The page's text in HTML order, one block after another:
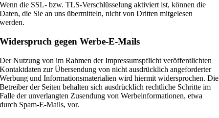
Wenn die SSL- bzw. TLS-Verschlüsselung aktiviert ist, können die
Daten, die Sie an uns übermitteln, nicht von Dritten mitgelesen
werden.
Widerspruch gegen Werbe-E-Mails
Der Nutzung von im Rahmen der Impressumspflicht veröffentlichten
Kontaktdaten zur Übersendung von nicht ausdrücklich angeforderter
Werbung und Informationsmaterialien wird hiermit widersprochen. Die
Betreiber der Seiten behalten sich ausdrücklich rechtliche Schritte im
Falle der unverlangten Zusendung von Werbeinformationen, etwa
durch Spam-E-Mails, vor.